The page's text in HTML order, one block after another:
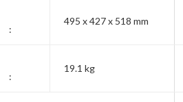
:
495 x 427 x 518 mm
:
19.1 kg